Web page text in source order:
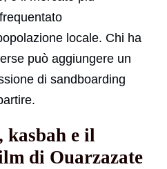
locale. Chi ha
può aggiungere un
di sandboarding
kasbah e il
di Ouarzazate